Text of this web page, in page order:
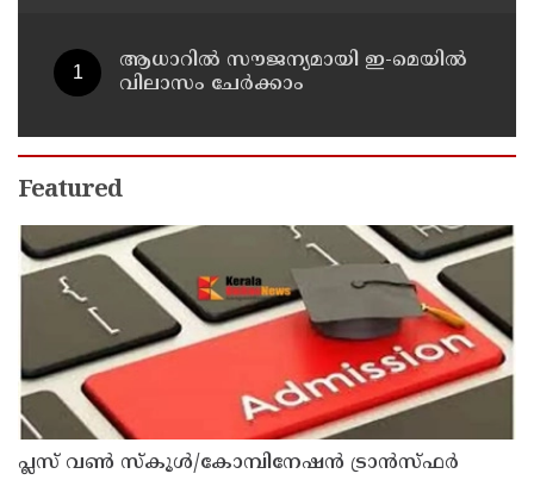
ആധാറിൽ സൗജന്യമായി ഇ-മെയിൽ
വിലാസം ചേർക്കാം
Featured
പ്ലസ് വൺ സ്‌കൂൾ/കോമ്പിനേഷൻ ട്രാൻസ്ഫർ